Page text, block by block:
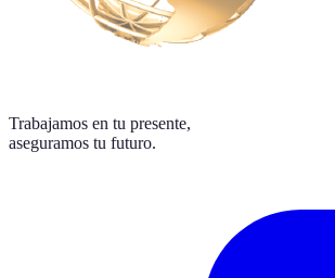
Trabajamos en tu presente,
aseguramos tu futuro.